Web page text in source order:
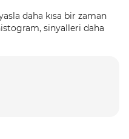
daha kısa bir zaman
sinyalleri daha